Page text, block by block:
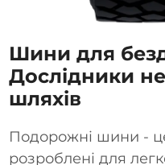
Шини для
Дослідники
шляхів
Подорожні шини -
розроблені для